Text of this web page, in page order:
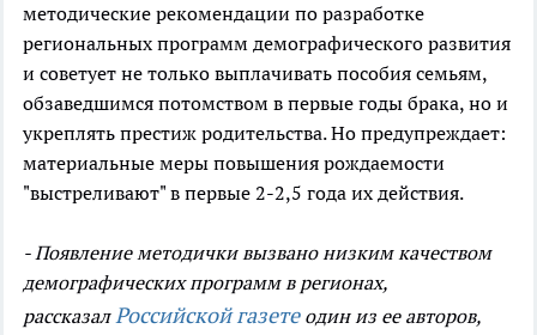
методические рекомендации по разработке
региональных программ демографического развития
и советует не только выплачивать пособия семьям,
обзаведшимся потомством в первые годы брака, но и
укреплять престиж родительства. Но предупреждает:
материальные меры повышения рождаемости
"выстреливают" в первые 2-2,5 года их действия.
- Появление методички вызвано низким качеством
демографических программ в регионах,
рассказалРоссийской газетеодин из ее авторов,